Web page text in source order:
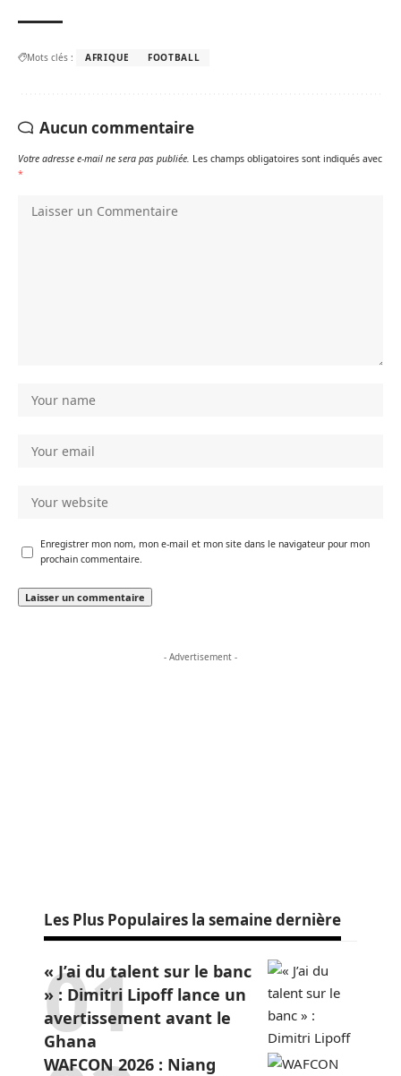
Mots clés : AFRIQUE FOOTBALL
Aucun commentaire
Votre adresse e-mail ne sera pas publiée. Les champs obligatoires sont indiqués avec
*
Enregistrer mon nom, mon e-mail et mon site dans le navigateur pour mon
prochain commentaire.
- Advertisement -
Les Plus Populaires la semaine dernière
« J’ai du talent sur le banc
» : Dimitri Lipoff lance un
avertissement avant le
Ghana
WAFCON 2026 : Niang